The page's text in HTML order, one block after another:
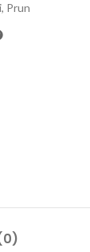
, Prun